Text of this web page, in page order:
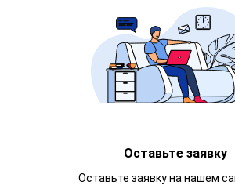
Оставьте заявку
Оставьте заявку на нашем